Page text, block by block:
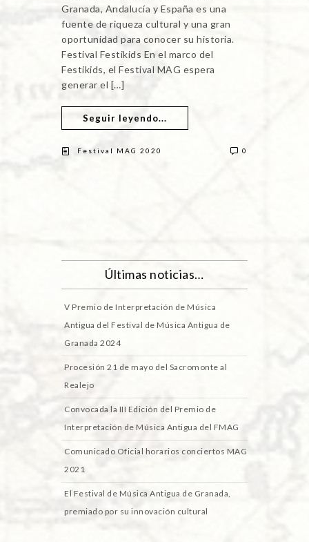
Granada, Andalucía y España es una
fuente de riqueza cultural y una gran
oportunidad para conocer su historia.
Festival Festikids En el marco del
Festikids, el Festival MAG espera
generar el […]
Seguir leyendo...
Festival MAG 2020 0
Últimas noticias…
V Premio de Interpretación de Música
Antigua del Festival de Música Antigua de
Granada 2024
Procesión 21 de mayo del Sacromonte al
Realejo
Convocada la III Edición del Premio de
Interpretación de Música Antigua del FMAG
Comunicado Oficial horarios conciertos MAG
2021
El Festival de Música Antigua de Granada,
premiado por su innovación cultural